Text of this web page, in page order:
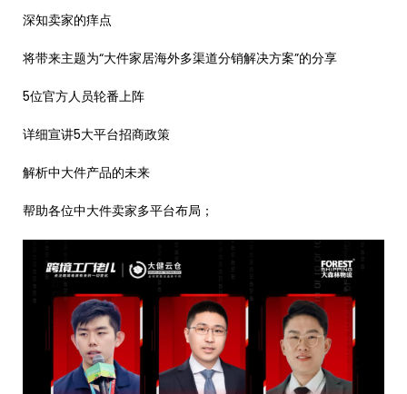
深知卖家的痒点
将带来主题为“大件家居海外多渠道分销解决方案”的分享
5位官方人员轮番上阵
详细宣讲5大平台招商政策
解析中大件产品的未来
帮助各位中大件卖家多平台布局；